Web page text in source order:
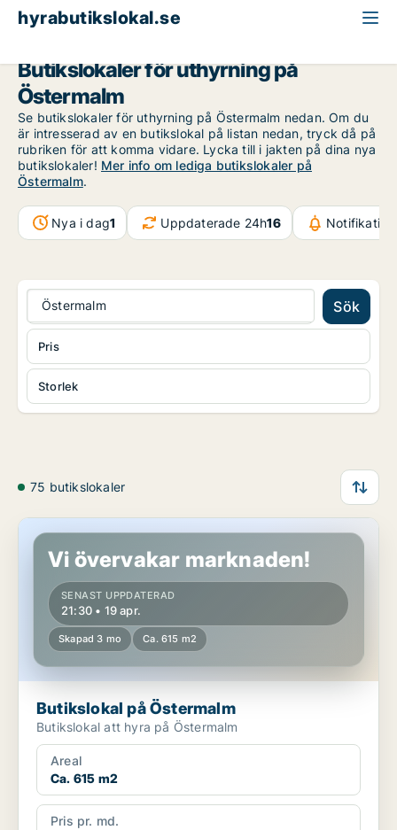
hyrabutikslokal.se
Butikslokaler för uthyrning på
Östermalm
Se butikslokaler för uthyrning på Östermalm nedan. Om du
är intresserad av en butikslokal på listan nedan, tryck då på
rubriken för att komma vidare. Lycka till i jakten på dina nya
butikslokaler! Mer info om lediga butikslokaler på
Östermalm.
Nya i dag1 Uppdaterade 24h16
Östermalm Sök
Storlek
Pris
75 butikslokaler
Butikslokal på Östermalm
Vi övervakar marknaden!
SENAST UPPDATERAD
21:30 • 19 apr.
Skapad 3 mo Ca. 615 m2
Butikslokal på Östermalm
Butikslokal att hyra på Östermalm
Areal
Ca. 615 m2
Pris pr. md.